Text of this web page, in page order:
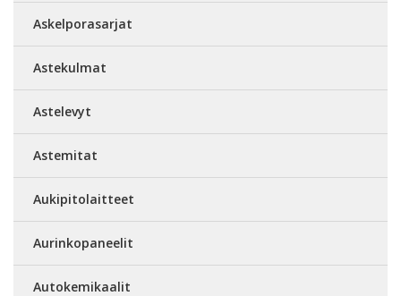
Askelporasarjat
Astekulmat
Astelevyt
Astemitat
Aukipitolaitteet
Aurinkopaneelit
Autokemikaalit